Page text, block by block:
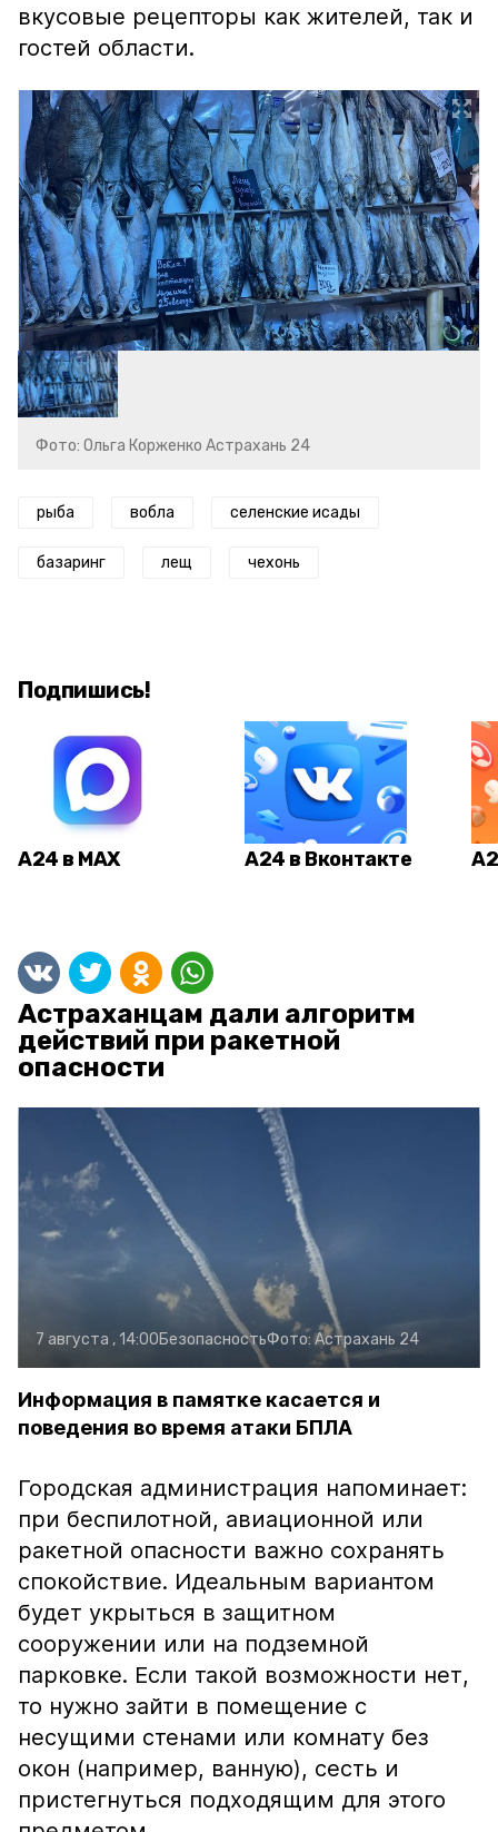
вкусовые рецепторы как жителей, так и
гостей области.
Фото: Ольга Корженко Астрахань 24
рыба вобла селенские исады
базаринг лещ чехонь
Подпишись!
А24 в MAX А24 в Вконтакте
Астраханцам дали алгоритм
действий при ракетной
опасности
7 августа , 14:00БезопасностьФото: Астрахань 24
Информация в памятке касается и
поведения во время атаки БПЛА
Городская администрация напоминает:
при беспилотной, авиационной или
ракетной опасности важно сохранять
спокойствие. Идеальным вариантом
будет укрыться в защитном
сооружении или на подземной
парковке. Если такой возможности нет,
то нужно зайти в помещение с
несущими стенами или комнату без
окон (например, ванную), сесть и
пристегнуться подходящим для этого